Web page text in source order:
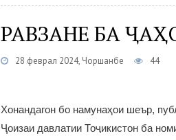
РАВЗАНЕ БА
28 феврал 2024, Чоршанбе 44
Хонандагон бо намунаҳои шеър,
Ҷоизаи давлатии Тоҷикистон ба